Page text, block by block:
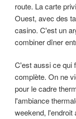
route. La carte
Ouest, avec des
casino. C'est un
combiner dîner
C'est aussi ce qui
complète. On ne
pour le cadre
l'ambiance
weekend, l'endroit